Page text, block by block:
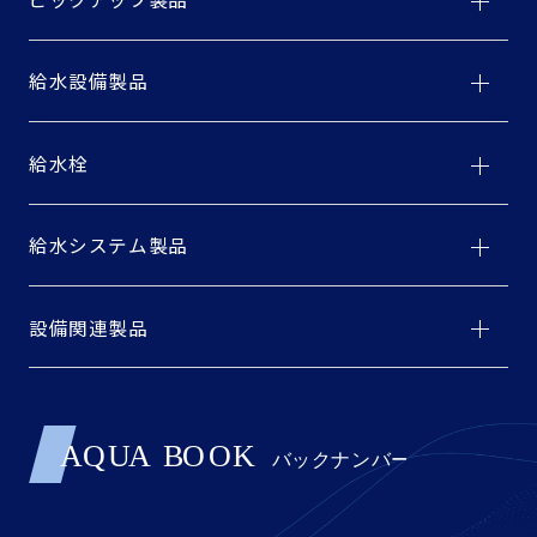
給水設備製品
給水栓
給水システム製品
設備関連製品